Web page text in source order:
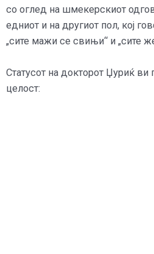
со оглед на шмекерскиот
едниот и на другиот пол, кој
„сите мажи се свињи“ и „сите
Статусот на докторот Џуриќ ви
целост: